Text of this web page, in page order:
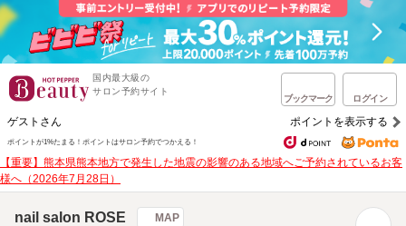
国内最大級の
サロン予約サイト
ブックマーク ログイン
ゲストさん ポイントを表示する
ポイントが1%たまる！ ポイントはサロン予約でつかえる！
【重要】熊本県熊本地方で発生した地震の影響のある地域へご予約されているお客
様へ（2026年7月28日）
nail salon ROSE MAP